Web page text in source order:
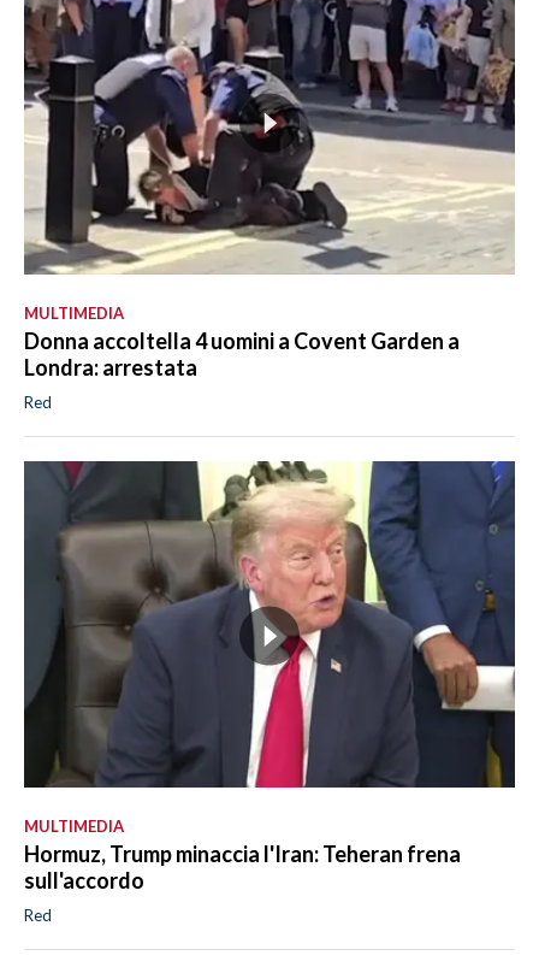
MULTIMEDIA
Donna accoltella 4 uomini a Covent Garden a
Londra: arrestata
Red
MULTIMEDIA
Hormuz, Trump minaccia l'Iran: Teheran frena
sull'accordo
Red